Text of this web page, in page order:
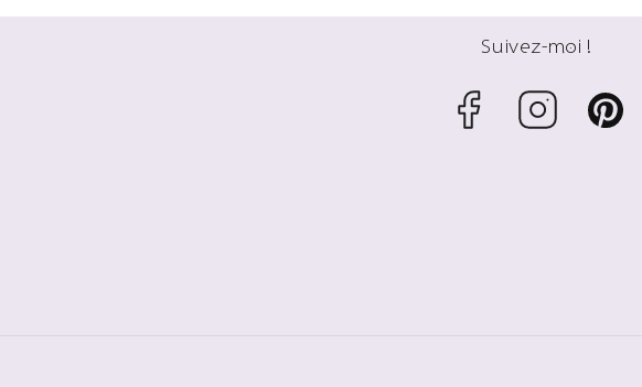
Suivez-moi !
Facebook InstagramPinterest